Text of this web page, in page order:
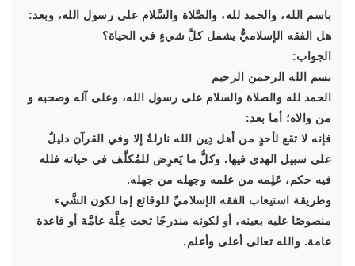
باسم الله، والحمد لله، والصَّلاة والسَّلام على رسول الله، وبعد:
هل الفقه الإسلاميُّ يشمل كلَّ شيءٍ في الحياة؟
الجواب:
بسم الله الرحمن الرحيم
الحمد لله والصلاة والسلام على رسول الله، وعلى آله وصحبه و
من والاه؛ أما بعد:
فإنه لا تقع لأحدٍ من أهل دِين الله نازلةٌ إلا وفي القرآن دليلٌ
على سبيل الهدى فيها. وكلُّ ما يَعرِض للمُكلَّف في حياته فلله
فيه حكم، عَلِمه من علمه وجهله من جهله.
وطريقة استيعاب الفقه الإسلاميِّ للوقائع إما لكون الشَّيء
منصوصًا عليه بعينه، أو لكونه مندرجًا تحت عِلَّة عامَّة أو قاعدة
عامة. والله تعالى أعلى وأعلم.